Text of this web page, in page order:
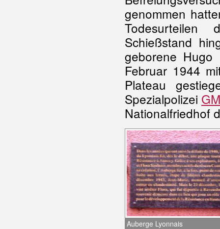
genommen
Todesurteilen
Schießstand
geborene Hugo
Februar 1944
Plateau
Spezialpolizei
Nationalfriedhof
Auberge Lyonnais